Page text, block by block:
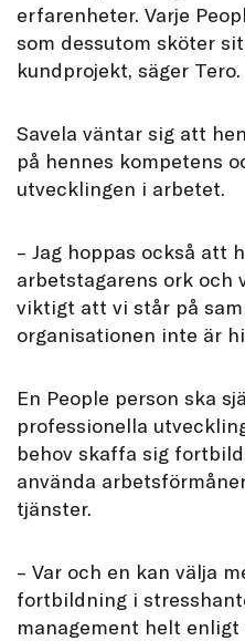
erfarenheter. Varje
som dessutom sköter
kundprojekt, säger Tero.
Savela väntar sig att
på hennes kompetens
utvecklingen i arbetet.
– Jag hoppas också att
arbetstagarens ork och
viktigt att vi står på
organisationen inte är
En People person ska
professionella
behov skaffa sig
använda
tjänster.
– Var och en kan välja
fortbildning i
management helt